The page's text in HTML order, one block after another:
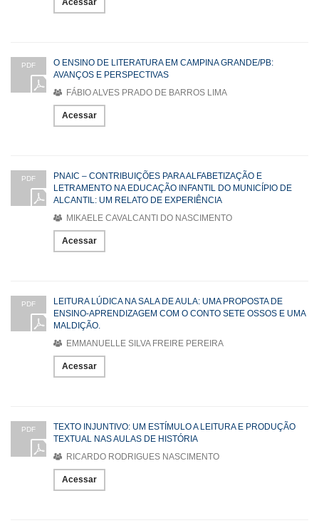
Acessar
PDF
O ENSINO DE LITERATURA EM CAMPINA GRANDE/PB:
AVANÇOS E PERSPECTIVAS
FÁBIO ALVES PRADO DE BARROS LIMA
Acessar
PDF
PNAIC – CONTRIBUIÇÕES PARA ALFABETIZAÇÃO E
LETRAMENTO NA EDUCAÇÃO INFANTIL DO MUNICÍPIO DE
ALCANTIL: UM RELATO DE EXPERIÊNCIA
MIKAELE CAVALCANTI DO NASCIMENTO
Acessar
PDF
LEITURA LÚDICA NA SALA DE AULA: UMA PROPOSTA DE
ENSINO-APRENDIZAGEM COM O CONTO SETE OSSOS E UMA
MALDIÇÃO.
EMMANUELLE SILVA FREIRE PEREIRA
Acessar
PDF
TEXTO INJUNTIVO: UM ESTÍMULO A LEITURA E PRODUÇÃO
TEXTUAL NAS AULAS DE HISTÓRIA
RICARDO RODRIGUES NASCIMENTO
Acessar